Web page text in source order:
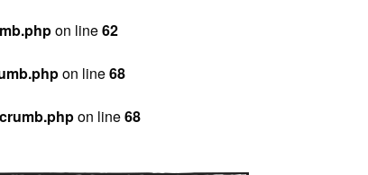
on line62
on line68
on line68